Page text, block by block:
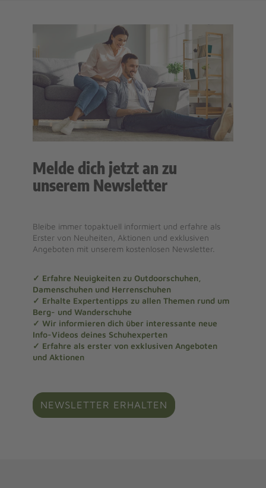
Melde dich jetzt an zu
unserem Newsletter
Bleibe immer topaktuell informiert und erfahre als
Erster von Neuheiten, Aktionen und exklusiven
Angeboten mit unserem kostenlosen Newsletter.
✓ Erfahre Neuigkeiten zu Outdoorschuhen,
Damenschuhen und Herrenschuhen
✓ Erhalte Expertentipps zu allen Themen rund um
Berg- und Wanderschuhe
✓ Wir informieren dich über interessante neue
Info-Videos deines Schuhexperten
✓ Erfahre als erster von exklusiven Angeboten
und Aktionen
NEWSLETTER ERHALTEN